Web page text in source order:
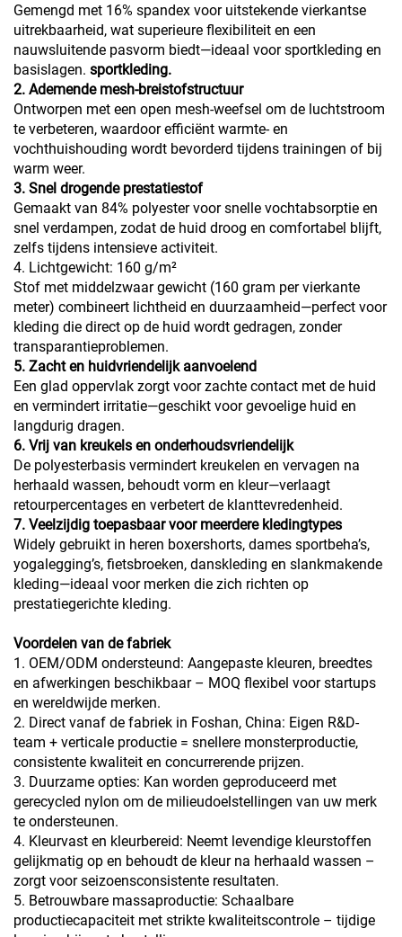
Gemengd met 16% spandex voor uitstekende vierkantse
uitrekbaarheid, wat superieure flexibiliteit en een
nauwsluitende pasvorm biedt—ideaal voor sportkleding en
basislagen. sportkleding.
2. Ademende mesh-breistofstructuur
Ontworpen met een open mesh-weefsel om de luchtstroom
te verbeteren, waardoor efficiënt warmte- en
vochthuishouding wordt bevorderd tijdens trainingen of bij
warm weer.
3. Snel drogende prestatiestof
Gemaakt van 84% polyester voor snelle vochtabsorptie en
snel verdampen, zodat de huid droog en comfortabel blijft,
zelfs tijdens intensieve activiteit.
4. Lichtgewicht: 160 g/m²
Stof met middelzwaar gewicht (160 gram per vierkante
meter) combineert lichtheid en duurzaamheid—perfect voor
kleding die direct op de huid wordt gedragen, zonder
transparantieproblemen.
5. Zacht en huidvriendelijk aanvoelend
Een glad oppervlak zorgt voor zachte contact met de huid
en vermindert irritatie—geschikt voor gevoelige huid en
langdurig dragen.
6. Vrij van kreukels en onderhoudsvriendelijk
De polyesterbasis vermindert kreukelen en vervagen na
herhaald wassen, behoudt vorm en kleur—verlaagt
retourpercentages en verbetert de klanttevredenheid.
7. Veelzijdig toepasbaar voor meerdere kledingtypes
Widely gebruikt in heren boxershorts, dames sportbeha’s,
yogalegging’s, fietsbroeken, danskleding en slankmakende
kleding—ideaal voor merken die zich richten op
prestatiegerichte kleding.
Voordelen van de fabriek
1. OEM/ODM ondersteund: Aangepaste kleuren, breedtes
en afwerkingen beschikbaar – MOQ flexibel voor startups
en wereldwijde merken.
2. Direct vanaf de fabriek in Foshan, China: Eigen R&D-
team + verticale productie = snellere monsterproductie,
consistente kwaliteit en concurrerende prijzen.
3. Duurzame opties: Kan worden geproduceerd met
gerecycled nylon om de milieudoelstellingen van uw merk
te ondersteunen.
4. Kleurvast en kleurbereid: Neemt levendige kleurstoffen
gelijkmatig op en behoudt de kleur na herhaald wassen –
zorgt voor seizoensconsistente resultaten.
5. Betrouwbare massaproductie: Schaalbare
productiecapaciteit met strikte kwaliteitscontrole – tijdige